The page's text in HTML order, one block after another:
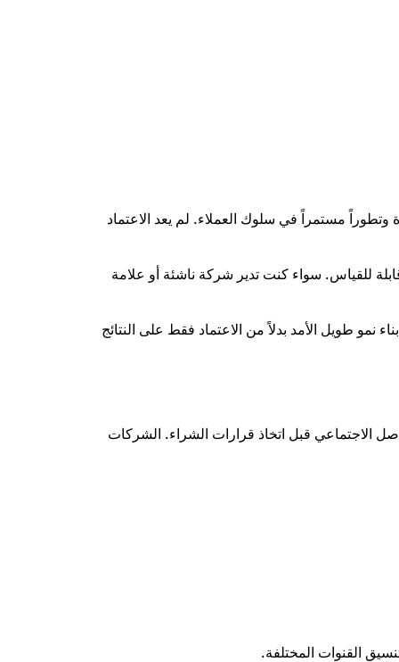
مستمراً في سلوك العملاء. لم يعد الاعتماد
للقياس. سواء كنت تدير شركة ناشئة أو علامة
طويل الأمد بدلاً من الاعتماد فقط على النتائج
الاجتماعي قبل اتخاذ قرارات الشراء. الشركات
القنوات المختلفة.